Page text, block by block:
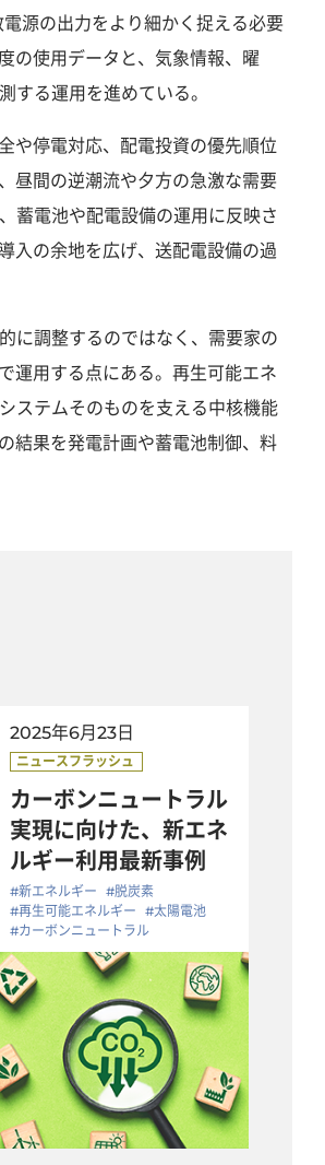
源の出力をより細かく捉える必要
の使用データと、気象情報、曜
する運用を進めている。
や停電対応、配電投資の優先順位
昼間の逆潮流や夕方の急激な需要
蓄電池や配電設備の運用に反映さ
入の余地を広げ、送配電設備の過
に調整するのではなく、需要家の
運用する点にある。再生可能エネ
ステムそのものを支える中核機能
結果を発電計画や蓄電池制御、料
2025年6月23日
カーボンニュートラル
実現に向けた、新エネ
ルギー利用最新事例
#新エネルギー #脱炭素
#再生可能エネルギー #太陽電池
#カーボンニュートラル